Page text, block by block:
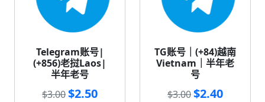
Telegram账号|
(+856)老挝Laos|
半年老号
$3.00$2.50
TG账号｜(+84)越南
Vietnam｜半年老
号
$3.00$2.40